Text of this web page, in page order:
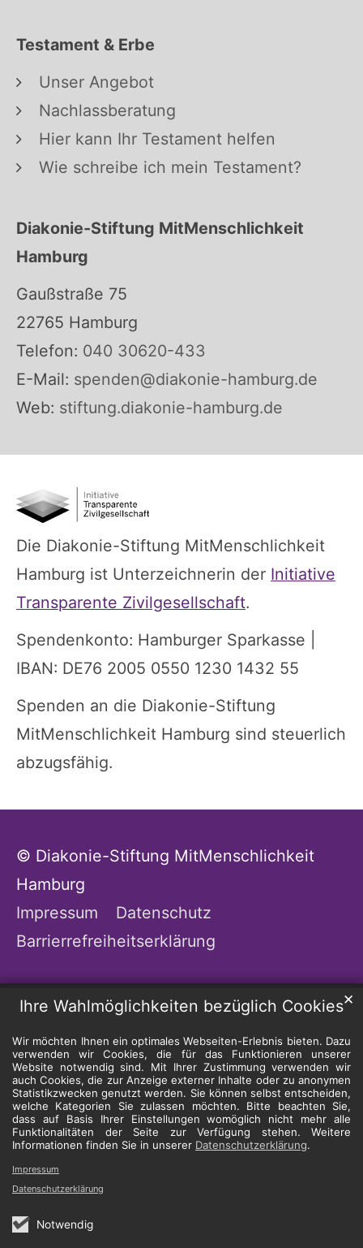
Ihre Wahlmöglichkeiten bezüglich Cookies
Wir möchten Ihnen ein optimales Webseiten-Erlebnis bieten. Dazu
verwenden wir Cookies, die für das Funktionieren unserer
Website notwendig sind. Mit Ihrer Zustimmung verwenden wir
auch Cookies, die zur Anzeige externer Inhalte oder zu anonymen
Statistikzwecken genutzt werden. Sie können selbst entscheiden,
welche Kategorien Sie zulassen möchten. Bitte beachten Sie,
dass auf Basis Ihrer Einstellungen womöglich nicht mehr alle
Funktionalitäten der Seite zur Verfügung stehen. Weitere
Informationen finden Sie in unserer Datenschutzerklärung.
Notwendig
✕
Impressum
Datenschutzerklärung
Testament & Erbe
Unser Angebot
Nachlassberatung
Hier kann Ihr Testament helfen
Wie schreibe ich mein Testament?
Diakonie-Stiftung MitMenschlichkeit
Hamburg
Gaußstraße 75
22765 Hamburg
Telefon: 040 30620-433
E-Mail: spenden@diakonie-hamburg.de
Web: stiftung.diakonie-hamburg.de
Die Diakonie-Stiftung MitMenschlichkeit
Hamburg ist Unterzeichnerin der Initiative
Transparente Zivilgesellschaft.
Spendenkonto: Hamburger Sparkasse |
IBAN: DE76 2005 0550 1230 1432 55
Spenden an die Diakonie-Stiftung
MitMenschlichkeit Hamburg sind steuerlich
abzugsfähig.
© Diakonie-Stiftung MitMenschlichkeit
Hamburg
Impressum
Datenschutz
Barrierrefreiheitserklärung